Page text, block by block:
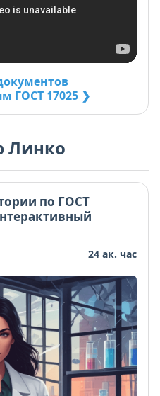
ГОСТ 17025 ❯
Линко
по ГОСТ
24 ак. час